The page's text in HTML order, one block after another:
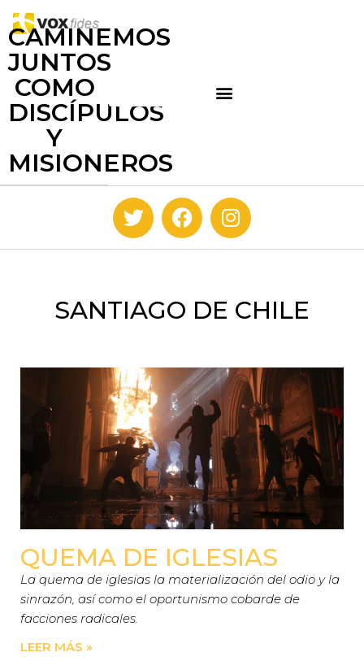
CAMINEMOS
JUNTOS
COMO
DISCÍPULOS
Y
MISIONEROS
SANTIAGO DE CHILE
QUEMA DE IGLESIAS
La quema de iglesias la materialización del odio y la
sinrazón, así como el oportunismo cobarde de
facciones radicales.
LEER MÁS »